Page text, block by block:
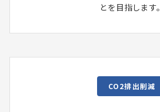
とを目指します。
CO2排出削減